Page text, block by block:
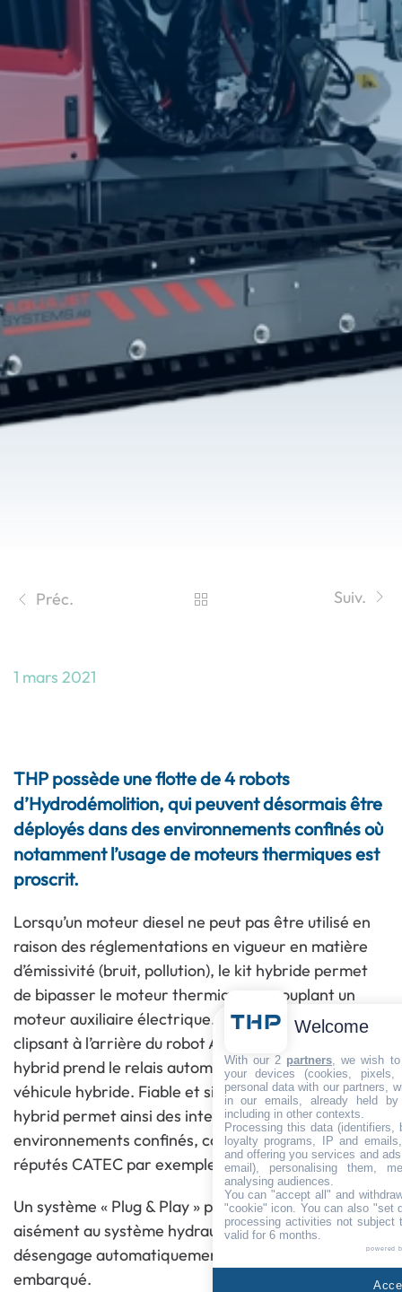
Préc. Suiv.
1 mars 2021
THP possède une flotte de 4 robots
d’Hydrodémolition, qui peuvent désormais être
déployés dans des environnements confinés où
notamment l’usage de moteurs thermiques est
proscrit.
Lorsqu’un moteur diesel ne peut pas être utilisé en
raison des réglementations en vigueur en matière
d’émissivité (bruit, pollution), le kit hybride permet
de bipasser le moteur thermique en couplant un
moteur auxiliaire électrique. Simplement en le
clipsant à l’arrière du robot AQUACUTTER, le kit-
hybrid prend le relais automatiquement, tel un
véhicule hybride. Fiable et simple d’utilisation le kit-
hybrid permet ainsi des interventions dans les
environnements confinés, comme les ouvrages
réputés CATEC par exemple.
Un système « Plug & Play » permet de se connecter
aisément au système hydraulique du robot, et
désengage automatiquement le moteur diesel
embarqué.
Welcome
With our 2 partners, we wish to
your devices (cookies,
personal data with our partners,
in our emails, already held
including in other contexts.
Processing this data (identifiers,
loyalty programs, IP and
and offering you services and
email), personalising them,
analysing audiences.
You can "accept all" and
"cookie" icon. You can also "set
processing activities not subject
valid for 6 months.
powered